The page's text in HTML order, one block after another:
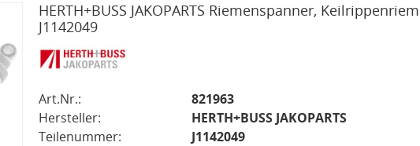
HERTH+BUSS JAKOPARTS Riemenspanner,
J1142049
Art.Nr.:
821963
Hersteller:
HERTH+BUSS JAKOPARTS
Teilenummer:
J1142049